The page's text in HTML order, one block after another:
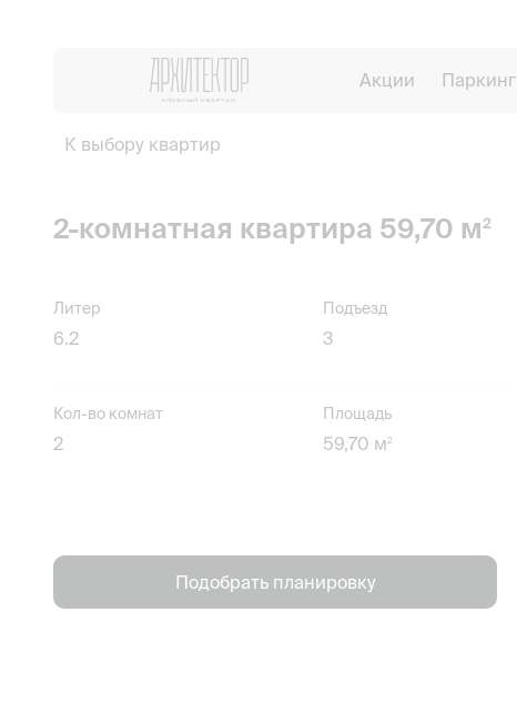
Акции Паркинг
К выбору квартир
2-комнатная квартира 59,70 м2
Литер
6.2
Подъезд
3
Кол-во комнат
2
Площадь
59,70 м2
Подобрать планировку